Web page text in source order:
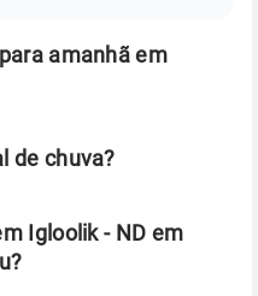
amanhã em
de chuva?
Igloolik - ND em